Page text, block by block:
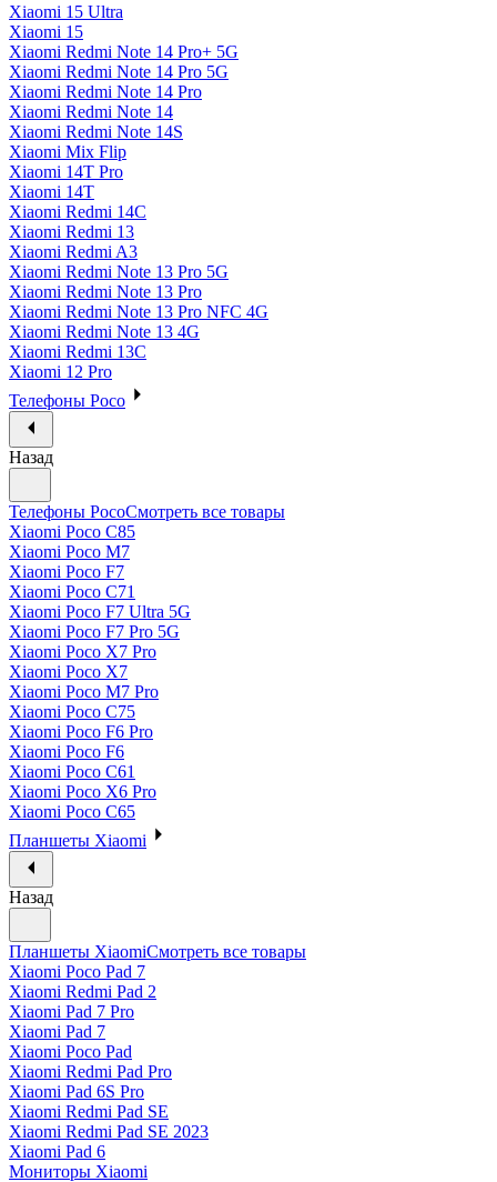
Xiaomi 15 Ultra
Xiaomi 15
Xiaomi Redmi Note 14 Pro+ 5G
Xiaomi Redmi Note 14 Pro 5G
Xiaomi Redmi Note 14 Pro
Xiaomi Redmi Note 14
Xiaomi Redmi Note 14S
Xiaomi Mix Flip
Xiaomi 14T Pro
Xiaomi 14T
Xiaomi Redmi 14C
Xiaomi Redmi 13
Xiaomi Redmi A3
Xiaomi Redmi Note 13 Pro 5G
Xiaomi Redmi Note 13 Pro
Xiaomi Redmi Note 13 Pro NFC 4G
Xiaomi Redmi Note 13 4G
Xiaomi Redmi 13C
Xiaomi 12 Pro
Телефоны Poco
Назад
Телефоны PocoСмотреть все товары
Xiaomi Poco C85
Xiaomi Poco M7
Xiaomi Poco F7
Xiaomi Poco C71
Xiaomi Poco F7 Ultra 5G
Xiaomi Poco F7 Pro 5G
Xiaomi Poco X7 Pro
Xiaomi Poco X7
Xiaomi Poco M7 Pro
Xiaomi Poco C75
Xiaomi Poco F6 Pro
Xiaomi Poco F6
Xiaomi Poco C61
Xiaomi Poco X6 Pro
Xiaomi Poco C65
Планшеты Xiaomi
Назад
Планшеты XiaomiСмотреть все товары
Xiaomi Poco Pad 7
Xiaomi Redmi Pad 2
Xiaomi Pad 7 Pro
Xiaomi Pad 7
Xiaomi Poco Pad
Xiaomi Redmi Pad Pro
Xiaomi Pad 6S Pro
Xiaomi Redmi Pad SE
Xiaomi Redmi Pad SE 2023
Xiaomi Pad 6
Мониторы Xiaomi